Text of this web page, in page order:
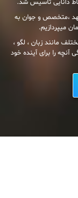
،متخصص و جوان به
میپردازیم.
مانند زبان ، لگو ،
را برای آینده خود